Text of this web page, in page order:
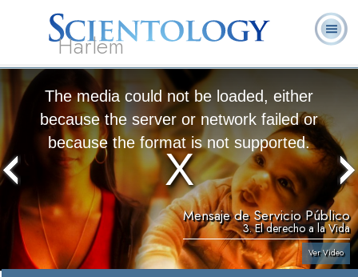
Harlem
Acerca de
Nosotros
L. Ronald
¿Qué es
Scientology?
Ministros
Voluntarios
The media could not be loaded, either
because the server or network failed or
because the format is not supported.
Mensaje de Servicio Público
3. El derecho a la Vida
Ver Video